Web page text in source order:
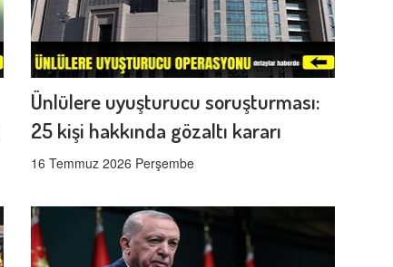
Ünlülere uyuşturucu soruşturması:
25 kişi hakkında gözaltı kararı
16 Temmuz 2026 Perşembe